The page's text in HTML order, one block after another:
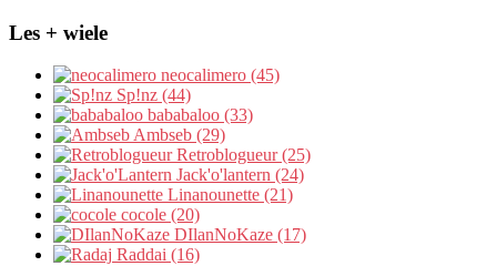
Les + wiele
neocalimero (45)
Sp!nz (44)
bababaloo (33)
Ambseb (29)
Retroblogueur (25)
Jack'o'lantern (24)
Linanounette (21)
cocole (20)
DIlanNoKaze (17)
Raddai (16)